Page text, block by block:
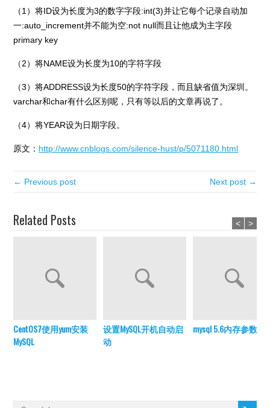
（1）将ID设为长度为3的数字字段:int(3)并让它每个记录自动加
一:auto_increment并不能为空:not null而且让他成为主字段
primary key
（2）将NAME设为长度为10的字符字段
（3）将ADDRESS设为长度50的字符字段，而且缺省值为深圳。
varchar和char有什么区别呢，只有等以后的文章再说了。
（4）将YEAR设为日期字段。
原文： http://www.cnblogs.com/silence-hust/p/5071180.html
← Previous post Next post →
Related Posts
CentOS7使用yum安装
MySQL
设置MySQL开机自动启
动
mysql 5.6内存参数调
< >